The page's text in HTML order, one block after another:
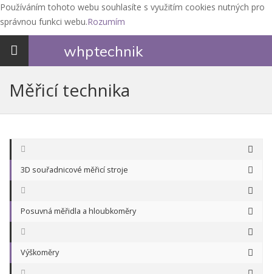
Používáním tohoto webu souhlasíte s využitím cookies nutných pro
správnou funkci webu.Rozumím
Toggle
whptechnik
Měřicí technika
3D souřadnicové měřicí stroje
Posuvná měřidla a hloubkoměry
Výškoměry